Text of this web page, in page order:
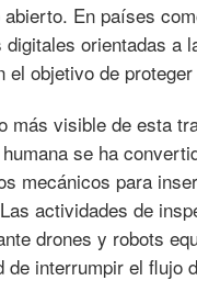
En países
orientadas
objetivo de
más visible de esta
se ha
mecánicos para
actividades de
drones y robots
interrumpir el flujo